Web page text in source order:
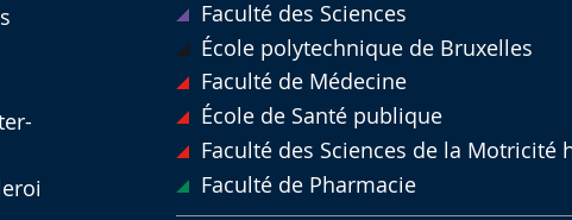
Faculté des Sciences
École polytechnique de Bruxelles
Faculté de Médecine
École de Santé publique
Faculté des Sciences de la Motricité
Faculté de Pharmacie